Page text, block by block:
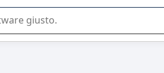
SaaS per la vostra azienda.